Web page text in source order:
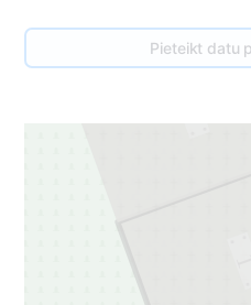
Pieteikt datu